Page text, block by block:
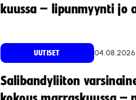
kuussa – lipunmyynti jo
UUTISET 04.08.2026
Salibandyliiton